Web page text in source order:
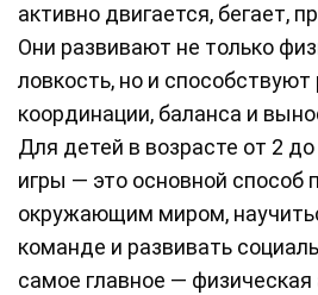
активно двигается, бегает,
Они развивают не только
ловкость, но и
координации, баланса и
Для детей в возрасте от 2
игры — это основной способ
окружающим миром,
команде и развивать
самое главное — физическая